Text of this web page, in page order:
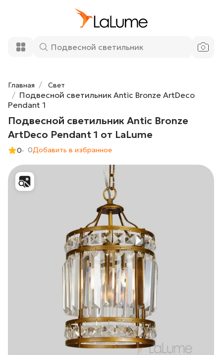
Главная Свет
Подвесной светильник Antic Bronze ArtDeco
Pendant 1
Подвесной светильник Antic Bronze
ArtDeco Pendant 1 от LaLume
0 0Добавить в избранное
ArtDeco Pendant 1 от LaLume